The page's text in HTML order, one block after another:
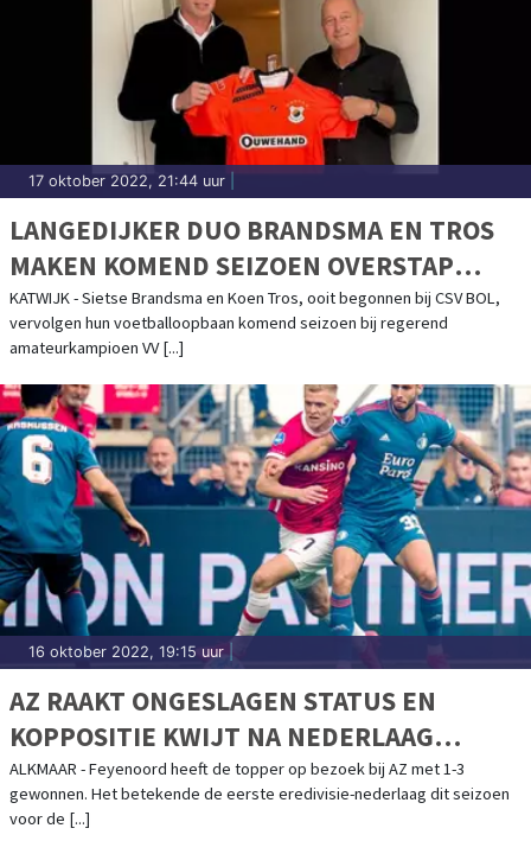
17 oktober 2022, 21:44 uur
LANGEDIJKER DUO BRANDSMA EN TROS
MAKEN KOMEND SEIZOEN OVERSTAP
NAAR VV KATWIJK
KATWIJK - Sietse Brandsma en Koen Tros, ooit begonnen bij CSV BOL,
vervolgen hun voetballoopbaan komend seizoen bij regerend
amateurkampioen VV [...]
16 oktober 2022, 19:15 uur
AZ RAAKT ONGESLAGEN STATUS EN
KOPPOSITIE KWIJT NA NEDERLAAG
TEGEN FEYENOORD
ALKMAAR - Feyenoord heeft de topper op bezoek bij AZ met 1-3
gewonnen. Het betekende de eerste eredivisie-nederlaag dit seizoen
voor de [...]